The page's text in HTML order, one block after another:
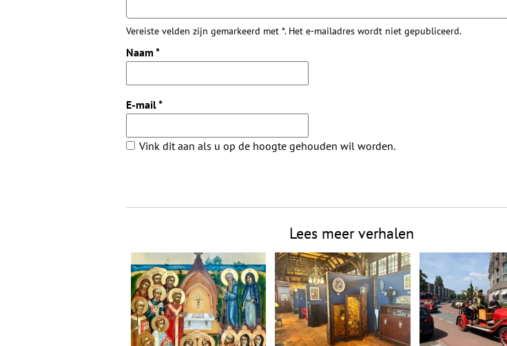
Vereiste velden zijn gemarkeerd met *. Het e-mailadres wordt niet gepubliceerd.
Naam *
E-mail*
Vink dit aan als u op de hoogte gehouden wil worden.
Lees meer verhalen